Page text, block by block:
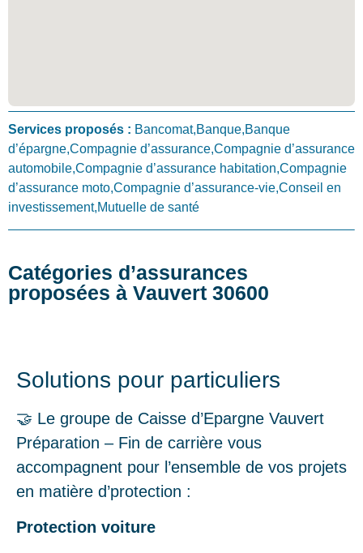
Services proposés : Bancomat,Banque,Banque
d’épargne,Compagnie d’assurance,Compagnie d’assurance
automobile,Compagnie d’assurance habitation,Compagnie
d’assurance moto,Compagnie d’assurance-vie,Conseil en
investissement,Mutuelle de santé
Catégories d’assurances
proposées à Vauvert 30600
Solutions pour particuliers
🤝 Le groupe de Caisse d’Epargne Vauvert
Préparation – Fin de carrière vous
accompagnent pour l’ensemble de vos projets
en matière d’protection :
Protection voiture